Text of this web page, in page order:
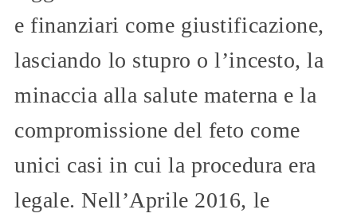
e finanziari come giustificazione,
lasciando lo stupro o l’incesto, la
minaccia alla salute materna e la
compromissione del feto come
unici casi in cui la procedura era
legale. Nell’Aprile 2016, le